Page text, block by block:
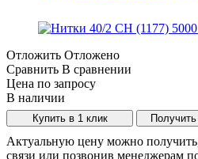
Отложить Отложено
Сравнить В сравнении
Цена по запросу
В наличии
Купить в 1 клик
Актуальную цену можно
связи или позвонив менеджерам